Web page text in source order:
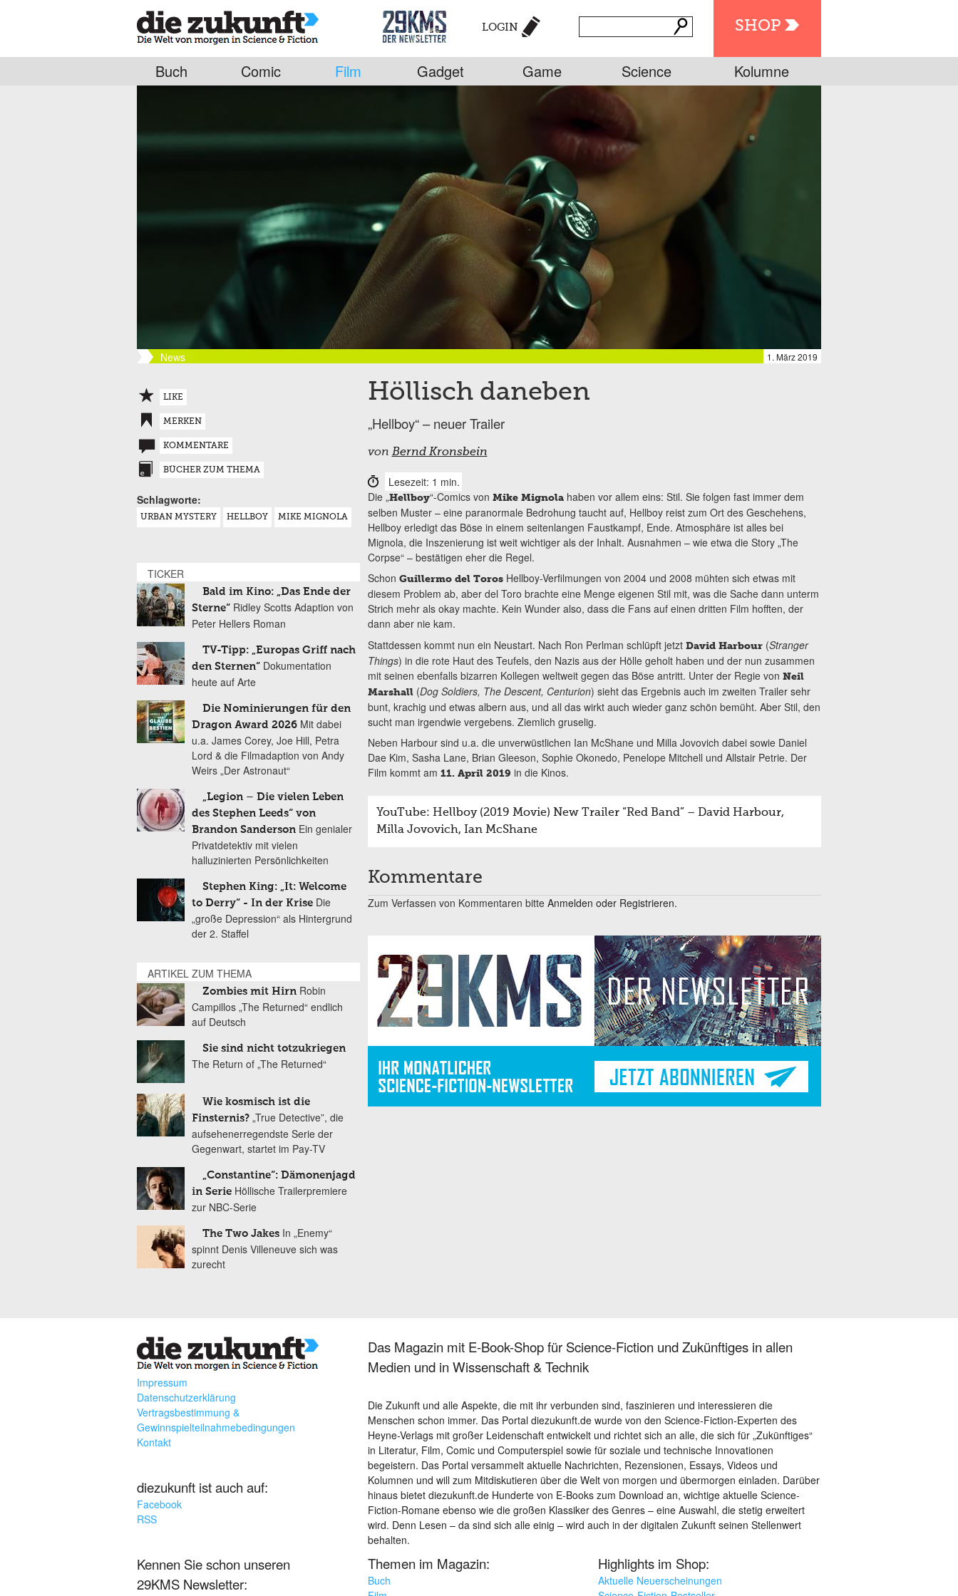
SHOP
LOGIN
Buch Comic Film Gadget Game Science Kolumne
News 1. März 2019
Höllisch daneben
„Hellboy“ – neuer Trailer
von Bernd Kronsbein
Lesezeit: 1 min.
Die „Hellboy“-Comics von Mike Mignolahaben vor allem eins: Stil. Sie folgen fast immer dem
selben Muster – eine paranormale Bedrohung taucht auf, Hellboy reist zum Ort des Geschehens,
Hellboy erledigt das Böse in einem seitenlangen Faustkampf, Ende. Atmosphäre ist alles bei
Mignola, die Inszenierung ist weit wichtiger als der Inhalt. Ausnahmen – wie etwa die Story „The
Corpse“ – bestätigen eher die Regel.
Schon Guillermo del TorosHellboy-Verfilmungen von 2004 und 2008 mühten sich etwas mit
diesem Problem ab, aber del Toro brachte eine Menge eigenen Stil mit, was die Sache dann unterm
Strich mehr als okay machte. Kein Wunder also, dass die Fans auf einen dritten Film hofften, der
dann aber nie kam.
Stattdessen kommt nun ein Neustart. Nach Ron Perlman schlüpft jetzt David Harbour(Stranger
Things) in die rote Haut des Teufels, den Nazis aus der Hölle geholt haben und der nun zusammen
mit seinen ebenfalls bizarren Kollegen weltweit gegen das Böse antritt. Unter der Regie von Neil
Marshall(Dog Soldiers, The Descent, Centurion) sieht das Ergebnis auch im zweiten Trailer sehr
bunt, krachig und etwas albern aus, und all das wirkt auch wieder ganz schön bemüht. Aber Stil, den
sucht man irgendwie vergebens. Ziemlich gruselig.
Neben Harbour sind u.a. die unverwüstlichen Ian McShane und Milla Jovovich dabei sowie Daniel
Dae Kim, Sasha Lane, Brian Gleeson, Sophie Okonedo, Penelope Mitchell und Allstair Petrie. Der
Film kommt am 11. April 2019 in die Kinos.
YouTube: Hellboy (2019 Movie) New Trailer “Red Band” – David Harbour,
Milla Jovovich, Ian McShane
Kommentare
Zum Verfassen von Kommentaren bitte Anmelden oder Registrieren.
LIKE
MERKEN
KOMMENTARE
BÜCHER ZUM THEMA
Schlagworte:
URBAN MYSTERY HELLBOY MIKE MIGNOLA
TICKER
Bald im Kino: „Das Ende der
Sterne“ Ridley Scotts Adaption von
Peter Hellers Roman
TV-Tipp: „Europas Griff nach
den Sternen“ Dokumentation
heute auf Arte
Die Nominierungen für den
Dragon Award 2026 Mit dabei
u.a. James Corey, Joe Hill, Petra
Lord & die Filmadaption von Andy
Weirs „Der Astronaut“
„Legion – Die vielen Leben
des Stephen Leeds“ von
Brandon Sanderson Ein genialer
Privatdetektiv mit vielen
halluzinierten Persönlichkeiten
Stephen King: „It: Welcome
to Derry“ - In der Krise Die
„große Depression“ als Hintergrund
der 2. Staffel
ARTIKEL ZUM THEMA
Zombies mit Hirn Robin
Campillos „The Returned“ endlich
auf Deutsch
Sie sind nicht totzukriegen
The Return of „The Returned“
Wie kosmisch ist die
Finsternis? „True Detective”, die
aufsehenerregendste Serie der
Gegenwart, startet im Pay-TV
„Constantine“: Dämonenjagd
in Serie Höllische Trailerpremiere
zur NBC-Serie
The Two Jakes In „Enemy“
spinnt Denis Villeneuve sich was
zurecht
Impressum
Datenschutzerklärung
Vertragsbestimmung &
Gewinnspielteilnahmebedingungen
Kontakt
diezukunft ist auch auf:
Facebook
RSS
Kennen Sie schon unseren
29KMS Newsletter:
Das Magazin mit E-Book-Shop für Science-Fiction und Zukünftiges in allen
Medien und in Wissenschaft & Technik
Die Zukunft und alle Aspekte, die mit ihr verbunden sind, faszinieren und interessieren die
Menschen schon immer. Das Portal diezukunft.de wurde von den Science-Fiction-Experten des
Heyne-Verlags mit großer Leidenschaft entwickelt und richtet sich an alle, die sich für „Zukünftiges“
in Literatur, Film, Comic und Computerspiel sowie für soziale und technische Innovationen
begeistern. Das Portal versammelt aktuelle Nachrichten, Rezensionen, Essays, Videos und
Kolumnen und will zum Mitdiskutieren über die Welt von morgen und übermorgen einladen. Darüber
hinaus bietet diezukunft.de Hunderte von E-Books zum Download an, wichtige aktuelle Science-
Fiction-Romane ebenso wie die großen Klassiker des Genres – eine Auswahl, die stetig erweitert
wird. Denn Lesen – da sind sich alle einig – wird auch in der digitalen Zukunft seinen Stellenwert
behalten.
Themen im Magazin:
Buch
Highlights im Shop:
Aktuelle Neuerscheinungen